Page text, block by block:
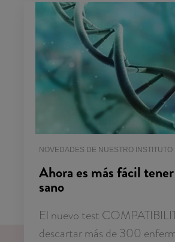
NOVEDADES DE NUESTRO INSTITUTO
Ahora es más fácil
sano
El nuevo test
descartar más de 300